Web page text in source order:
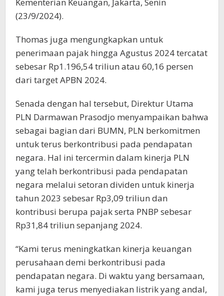
Kementerian Keuangan, Jakarta, Senin
(23/9/2024).
Thomas juga mengungkapkan untuk
penerimaan pajak hingga Agustus 2024 tercatat
sebesar Rp1.196,54 triliun atau 60,16 persen
dari target APBN 2024.
Senada dengan hal tersebut, Direktur Utama
PLN Darmawan Prasodjo menyampaikan bahwa
sebagai bagian dari BUMN, PLN berkomitmen
untuk terus berkontribusi pada pendapatan
negara. Hal ini tercermin dalam kinerja PLN
yang telah berkontribusi pada pendapatan
negara melalui setoran dividen untuk kinerja
tahun 2023 sebesar Rp3,09 triliun dan
kontribusi berupa pajak serta PNBP sebesar
Rp31,84 triliun sepanjang 2024.
“Kami terus meningkatkan kinerja keuangan
perusahaan demi berkontribusi pada
pendapatan negara. Di waktu yang bersamaan,
kami juga terus menyediakan listrik yang andal,